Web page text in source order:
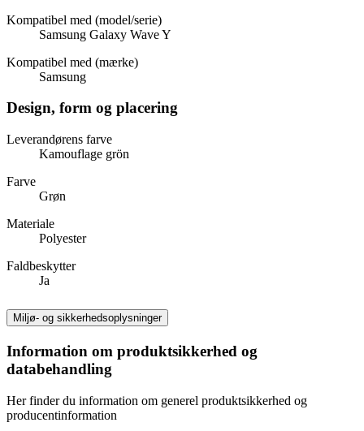
Kompatibel med (model/serie)
Samsung Galaxy Wave Y
Kompatibel med (mærke)
Samsung
Design, form og placering
Leverandørens farve
Kamouflage grön
Farve
Grøn
Materiale
Polyester
Faldbeskytter
Ja
Miljø- og sikkerhedsoplysninger
Information om produktsikkerhed og
databehandling
Her finder du information om generel produktsikkerhed og
producentinformation